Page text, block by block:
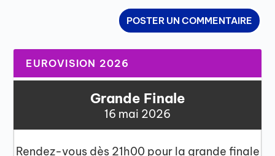
EUROVISION 2026
Grande Finale
16 mai 2026
Rendez-vous dès 21h00 pour la grande finale